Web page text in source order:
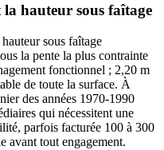
hauteur sous faîtage
sous faîtage
la pente la plus contrainte
fonctionnel ; 2,20 m
de toute la surface. À
des années 1970-1990
qui nécessitent une
parfois facturée 100 à 300
avant tout engagement.